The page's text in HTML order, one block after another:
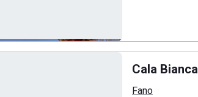
Cala Bianca
Fano